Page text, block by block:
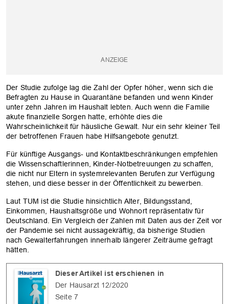
Der Studie zufolge lag die Zahl der Opfer höher, wenn sich die
Befragten zu Hause in Quarantäne befanden und wenn Kinder
unter zehn Jahren im Haushalt lebten. Auch wenn die Familie
akute finanzielle Sorgen hatte, erhöhte dies die
Wahrscheinlichkeit für häusliche Gewalt. Nur ein sehr kleiner Teil
der betroffenen Frauen habe Hilfsangebote genutzt.
Für künftige Ausgangs- und Kontaktbeschränkungen empfehlen
die Wissenschaftlerinnen, Kinder-Notbetreuungen zu schaffen,
die nicht nur Eltern in systemrelevanten Berufen zur Verfügung
stehen, und diese besser in der Öffentlichkeit zu bewerben.
Laut TUM ist die Studie hinsichtlich Alter, Bildungsstand,
Einkommen, Haushaltsgröße und Wohnort repräsentativ für
Deutschland. Ein Vergleich der Zahlen mit Daten aus der Zeit vor
der Pandemie sei nicht aussagekräftig, da bisherige Studien
nach Gewalterfahrungen innerhalb längerer Zeiträume gefragt
hätten.
Dieser Artikel ist erschienen in
Der Hausarzt 12/2020
Seite 7